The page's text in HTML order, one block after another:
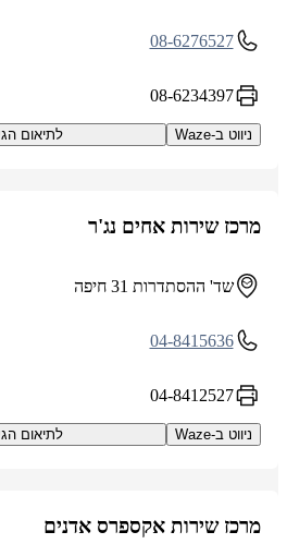
08-6276527
08-6234397
ניווט ב-Waze לתיאום הגעה
מרכז שירות אחים נג'ר
שד' ההסתדרות 31 חיפה
04-8415636
04-8412527
ניווט ב-Waze לתיאום הגעה
מרכז שירות אקספרס אדנים